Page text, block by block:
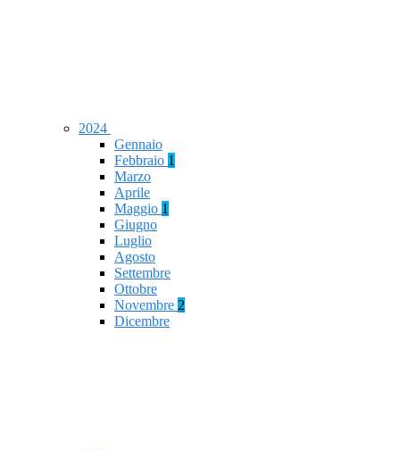
2024
Gennaio
Febbraio 1
Marzo
Aprile
Maggio 1
Giugno
Luglio
Agosto
Settembre
Ottobre
Novembre 2
Dicembre